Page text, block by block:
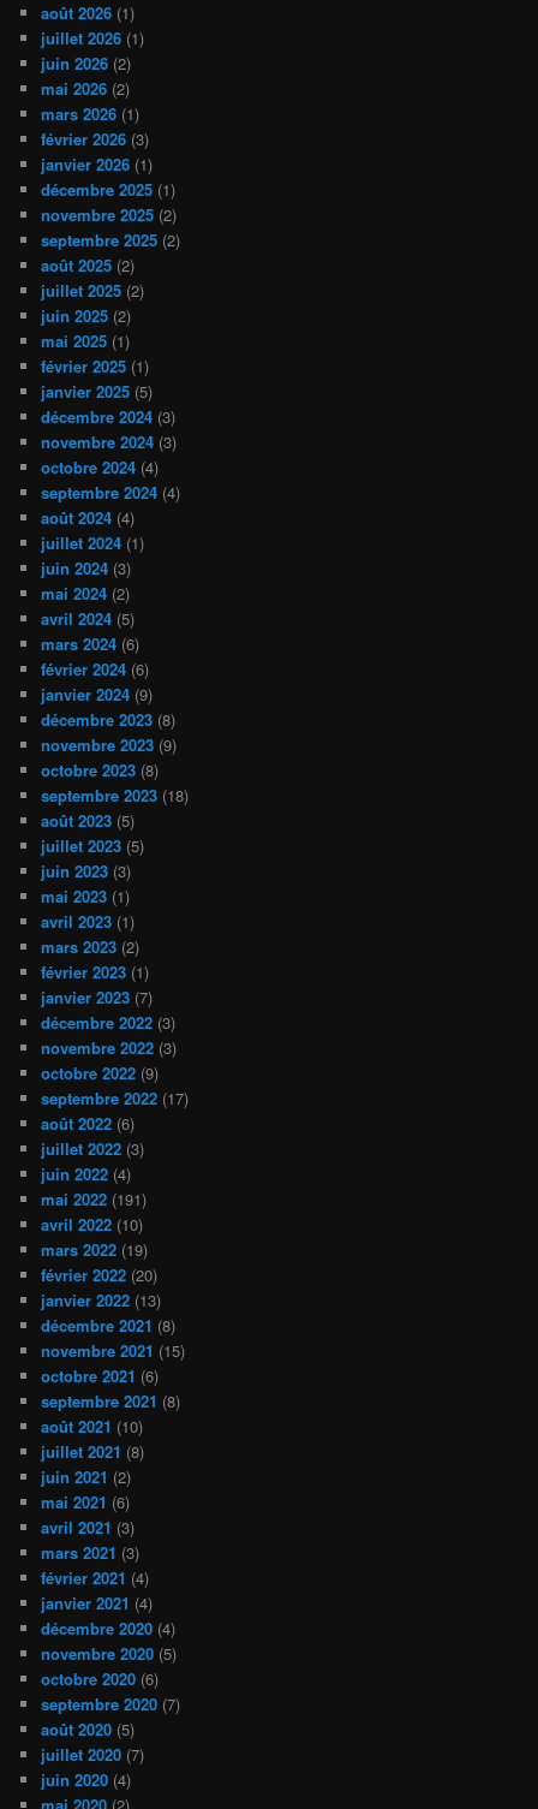
août 2026 (1)
juillet 2026 (1)
juin 2026 (2)
mai 2026 (2)
mars 2026 (1)
février 2026 (3)
janvier 2026 (1)
décembre 2025 (1)
novembre 2025 (2)
septembre 2025 (2)
août 2025 (2)
juillet 2025 (2)
juin 2025 (2)
mai 2025 (1)
février 2025 (1)
janvier 2025 (5)
décembre 2024 (3)
novembre 2024 (3)
octobre 2024 (4)
septembre 2024 (4)
août 2024 (4)
juillet 2024 (1)
juin 2024 (3)
mai 2024 (2)
avril 2024 (5)
mars 2024 (6)
février 2024 (6)
janvier 2024 (9)
décembre 2023 (8)
novembre 2023 (9)
octobre 2023 (8)
septembre 2023 (18)
août 2023 (5)
juillet 2023 (5)
juin 2023 (3)
mai 2023 (1)
avril 2023 (1)
mars 2023 (2)
février 2023 (1)
janvier 2023 (7)
décembre 2022 (3)
novembre 2022 (3)
octobre 2022 (9)
septembre 2022 (17)
août 2022 (6)
juillet 2022 (3)
juin 2022 (4)
mai 2022 (191)
avril 2022 (10)
mars 2022 (19)
février 2022 (20)
janvier 2022 (13)
décembre 2021 (8)
novembre 2021 (15)
octobre 2021 (6)
septembre 2021 (8)
août 2021 (10)
juillet 2021 (8)
juin 2021 (2)
mai 2021 (6)
avril 2021 (3)
mars 2021 (3)
février 2021 (4)
janvier 2021 (4)
décembre 2020 (4)
novembre 2020 (5)
octobre 2020 (6)
septembre 2020 (7)
août 2020 (5)
juillet 2020 (7)
juin 2020 (4)